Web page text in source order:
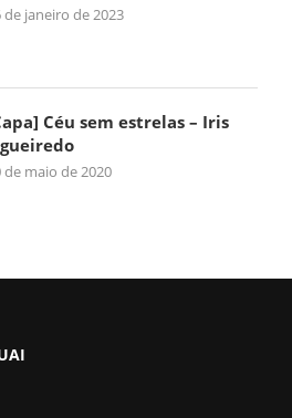
de janeiro de 2023
Céu sem estrelas – Iris
de maio de 2020